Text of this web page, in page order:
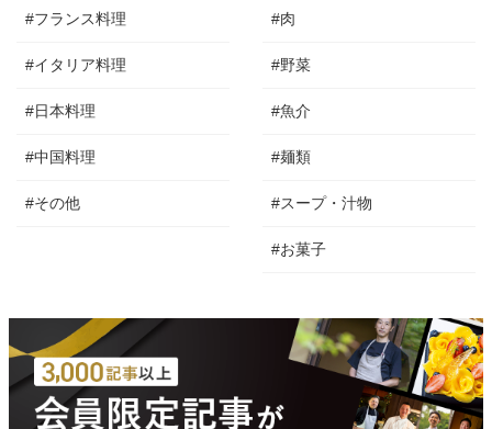
#フランス料理
#イタリア料理
#日本料理
#中国料理
#その他
#肉
#野菜
#魚介
#麺類
#スープ・汁物
#お菓子